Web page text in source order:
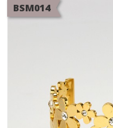
BSM014